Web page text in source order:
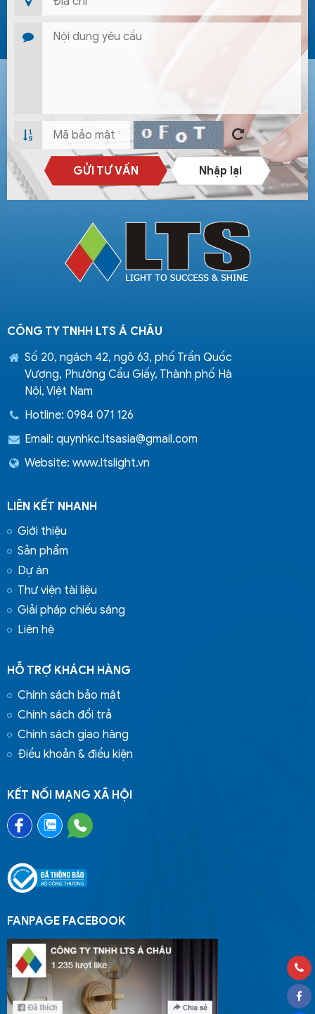
GỬI TƯ VẤN Nhập lại
CÔNG TY TNHH LTS Á CHÂU
Số 20, ngách 42, ngõ 63, phố Trần Quốc
Vượng, Phường Cầu Giấy, Thành phố Hà
Nội, Việt Nam
Hotline: 0984 071 126
Email: quynhkc.ltsasia@gmail.com
Website: www.ltslight.vn
LIÊN KẾT NHANH
Giới thiệu
Sản phẩm
Dự án
Thư viện tài liệu
Giải pháp chiếu sáng
Liên hệ
HỖ TRỢ KHÁCH HÀNG
Chính sách bảo mật
Chính sách đổi trả
Chính sách giao hàng
Điều khoản & điều kiện
KẾT NỐI MẠNG XÃ HỘI
FANPAGE FACEBOOK